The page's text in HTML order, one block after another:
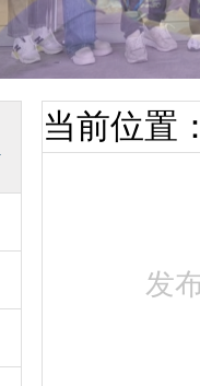
当前位置
发